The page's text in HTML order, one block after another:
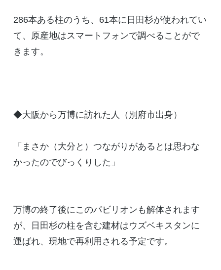
286本ある柱のうち、61本に日田杉が使われてい
て、原産地はスマートフォンで調べることがで
きます。
◆大阪から万博に訪れた人（別府市出身）
「まさか（大分と）つながりがあるとは思わな
かったのでびっくりした」
万博の終了後にこのパビリオンも解体されます
が、日田杉の柱を含む建材はウズベキスタンに
運ばれ、現地で再利用される予定です。